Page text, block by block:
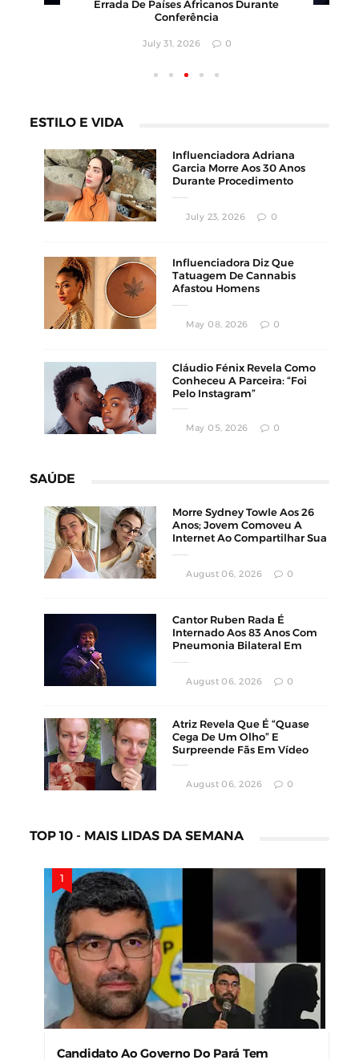
Errada De Países Africanos Durante
Conferência
July 31, 2026 0
ESTILO E VIDA
Influenciadora Adriana
Garcia Morre Aos 30 Anos
Durante Procedimento
July 23, 2026 0
Influenciadora Diz Que
Tatuagem De Cannabis
Afastou Homens
May 08, 2026 0
Cláudio Fénix Revela Como
Conheceu A Parceira: “Foi
Pelo Instagram”
May 05, 2026 0
SAÚDE
Morre Sydney Towle Aos 26
Anos; Jovem Comoveu A
Internet Ao Compartilhar Sua
August 06, 2026 0
Cantor Ruben Rada É
Internado Aos 83 Anos Com
Pneumonia Bilateral Em
August 06, 2026 0
Atriz Revela Que É “Quase
Cega De Um Olho” E
Surpreende Fãs Em Vídeo
August 06, 2026 0
TOP 10 - MAIS LIDAS DA SEMANA
Candidato Ao Governo Do Pará Tem